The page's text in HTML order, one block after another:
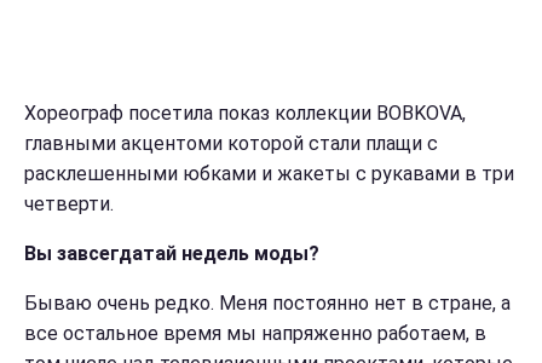
Хореограф посетила показ коллекции BOBKOVA,
главными акцентоми которой стали плащи с
расклешенными юбками и жакеты с рукавами в три
четверти.
Вы завсегдатай недель моды?
Бываю очень редко. Меня постоянно нет в стране, а
все остальное время мы напряженно работаем, в